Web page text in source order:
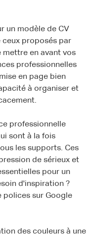
un modèle de CV
proposés par
mettre en avant vos
professionnelles
en page bien
à organiser et
professionnelle
sont à la fois
les supports. Ces
de sérieux et
pour un
d'inspiration ?
polices sur Google
des couleurs à une